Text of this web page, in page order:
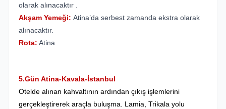
olarak alınacaktır .
Akşam Yemeği: Atina’da serbest zamanda ekstra olarak
alınacaktır.
Rota: Atina
5.Gün Atina-Kavala-İstanbul
Otelde alınan kahvaltının ardından çıkış işlemlerini
gerçekleştirerek araçla buluşma. Lamia, Trikala yolu